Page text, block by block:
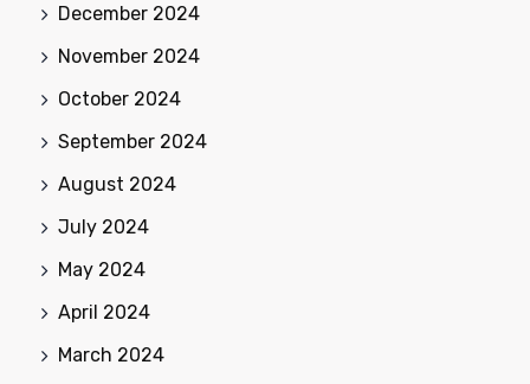
December 2024
November 2024
October 2024
September 2024
August 2024
July 2024
May 2024
April 2024
March 2024